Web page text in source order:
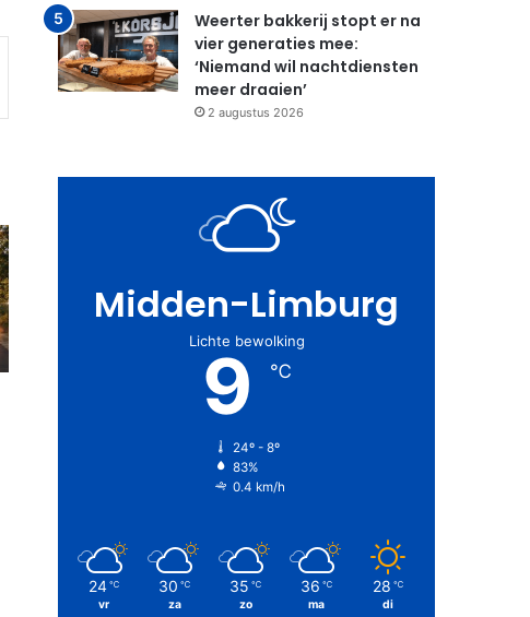
Weerter bakkerij stopt er na
vier generaties mee:
‘Niemand wil nachtdiensten
meer draaien’
2 augustus 2026
Midden-Limburg
Lichte bewolking
9 ℃
24º - 8º
83%
0.4 km/h
24 ℃
vr
30 ℃
za
35 ℃
zo
36 ℃
ma
28 ℃
di